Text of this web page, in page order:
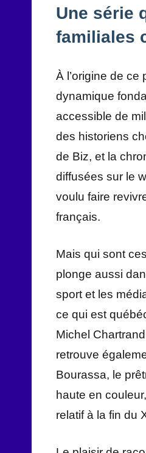
Une série
familiales
À l’origine de
dynamique
accessible de
des historiens
de Biz, et la
diffusées sur le
voulu faire
français.
Mais qui sont
plonge aussi
sport et les
ce qui est
Michel
retrouve
Bourassa, le
haute en
relatif à la fin du